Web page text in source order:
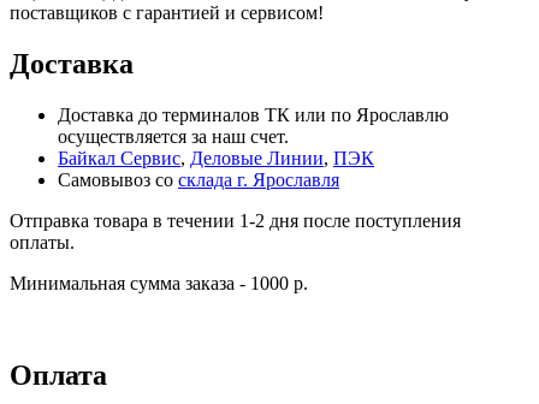
поставщиков с гарантией и сервисом!
Доставка
Доставка до терминалов ТК или по Ярославлю
осуществляется за наш счет.
Байкал Сервис, Деловые Линии, ПЭК
Самовывоз со склада г. Ярославля
Отправка товара в течении 1-2 дня после поступления
оплаты.
Минимальная сумма заказа - 1000 р.
Оплата